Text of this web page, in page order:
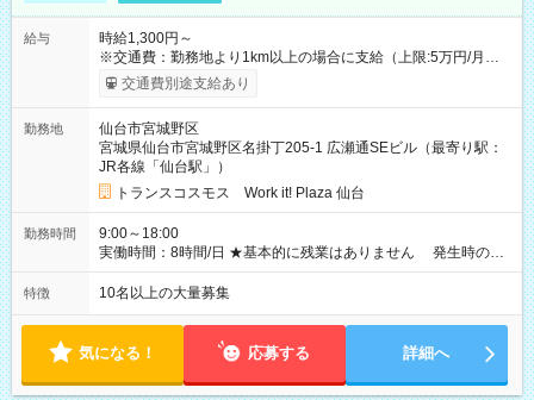
給与
時給1,300円～
※交通費：勤務地より1km以上の場合に支給（上限:5万円/月・
2,500円/日） ※残業代：残業発生時は1分単位で支給 ※研修中の
給与変動なし ＜ 収入例 ＞ ■週5日勤務の場合… 月収22万8,800
4日勤務の場合… 月収16万6,400円以上可能 ※交通費別途支給
（時給1,300円×8時間×16日） 【試用期間】試用期間なし
交通費別途支給あり
勤務地
仙台市宮城野区
宮城県仙台市宮城野区名掛丁205-1 広瀬通SEビル（最寄り駅：
JR各線「仙台駅」）
トランスコスモス Work it! Plaza 仙台
勤務時間
9:00～18:00
実働時間：8時間/日 ★基本的に残業はありません 発生時の残
業代は1分単位で支給いたします
特徴 10名以上の大量募集
気になる！ 応募する 詳細へ